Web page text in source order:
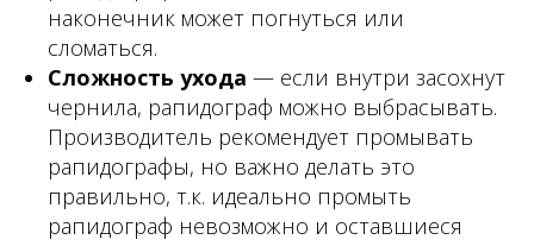
наконечник может погнуться или
сломаться.
Сложность ухода — если внутри засохнут
чернила, рапидограф можно выбрасывать.
Производитель рекомендует промывать
рапидографы, но важно делать это
правильно, т.к. идеально промыть
рапидограф невозможно и оставшиеся